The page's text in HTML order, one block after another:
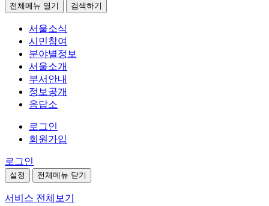
전체메뉴 열기 검색하기
서울소식
시민참여
분야별정보
서울소개
부서안내
정보공개
응답소
로그인
회원가입
로그인
설정 전체메뉴 닫기
서비스 전체보기